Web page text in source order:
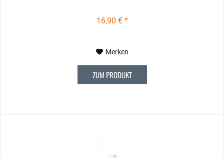
16,90 € *
Merken
ZUM PRODUKT